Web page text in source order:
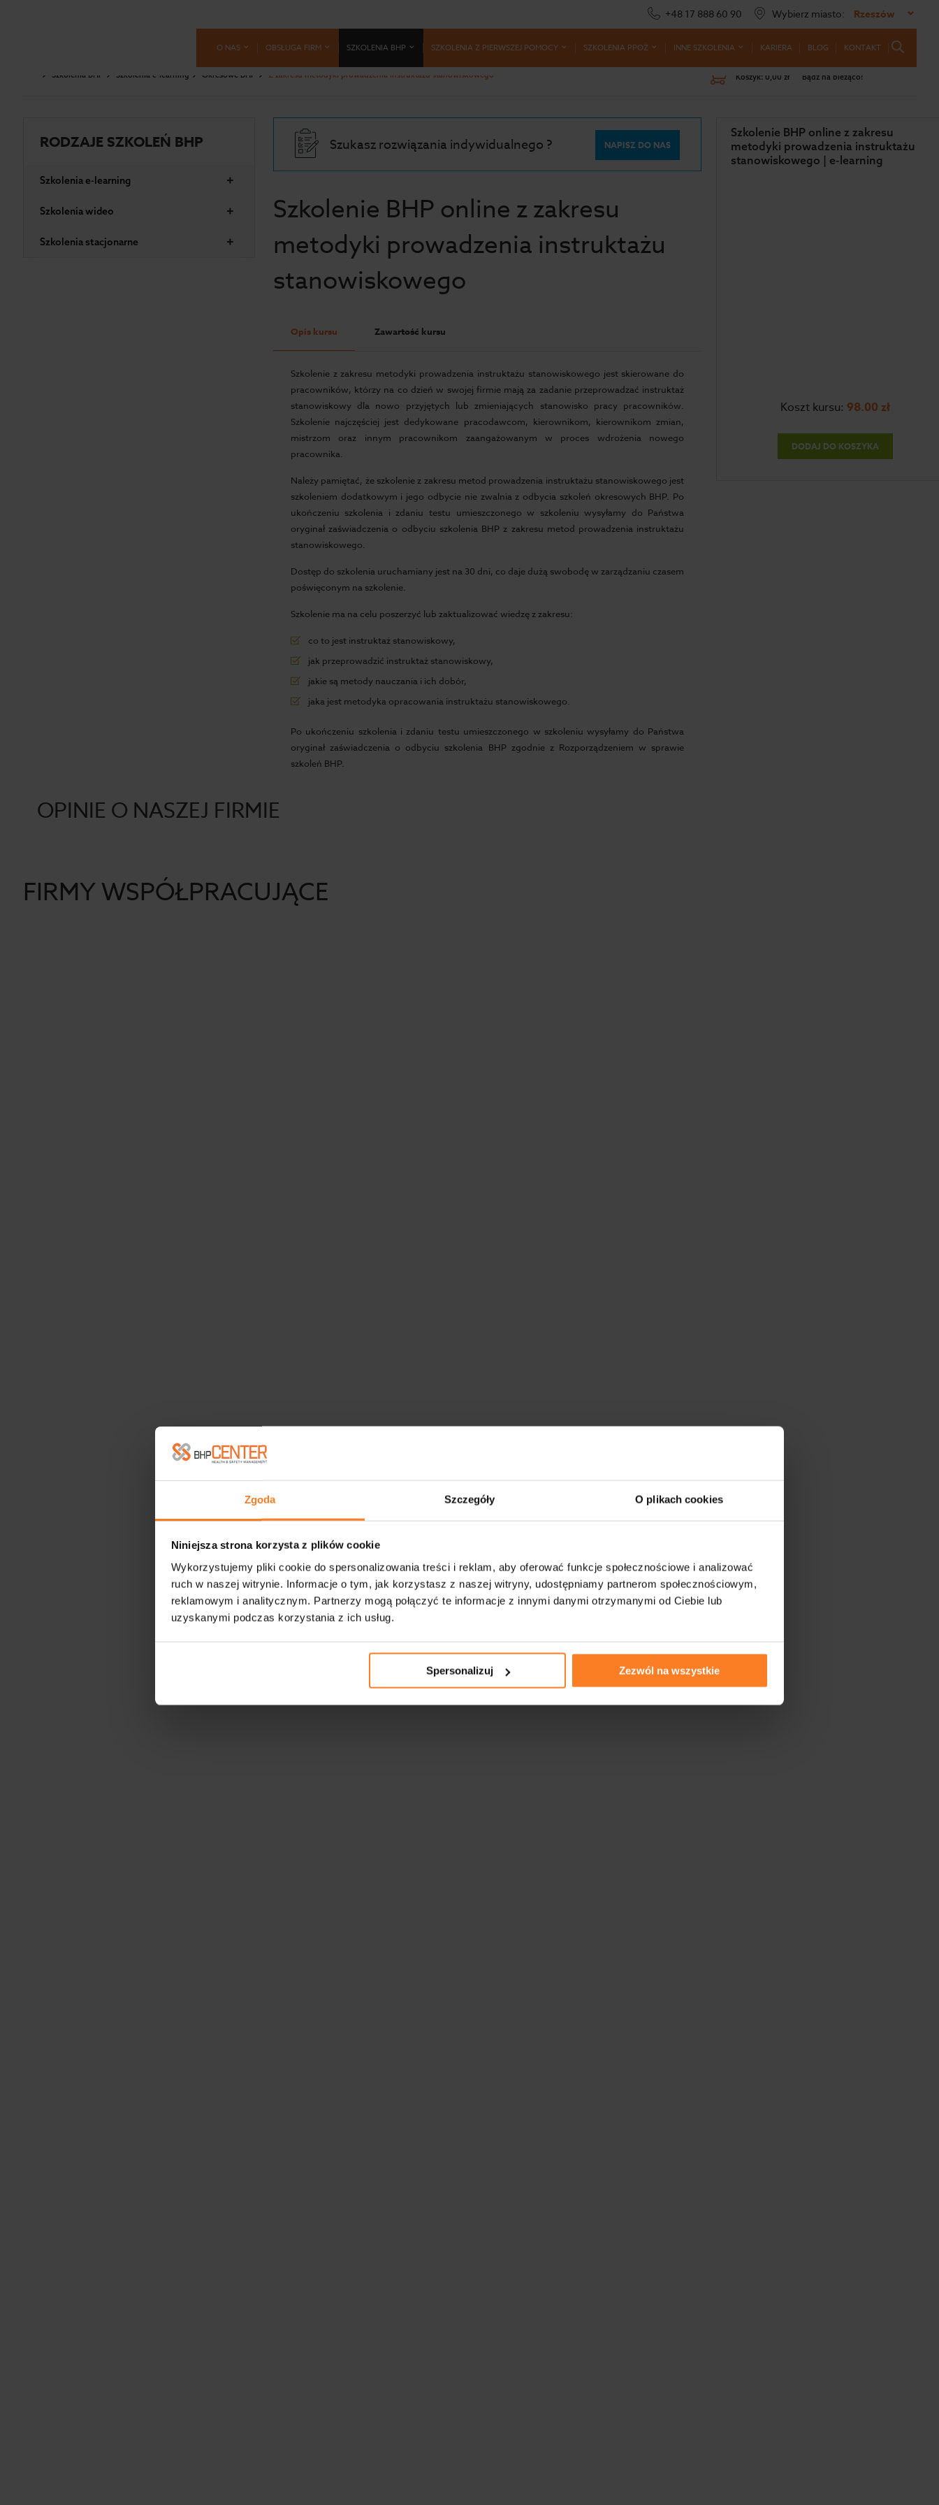
Zgoda Szczegóły O plikach cookies
Niniejsza strona korzysta z plików cookie
Wykorzystujemy pliki cookie do spersonalizowania treści i reklam, aby oferować funkcje społecznościowe i analizować
ruch w naszej witrynie. Informacje o tym, jak korzystasz z naszej witryny, udostępniamy partnerom społecznościowym,
reklamowym i analitycznym. Partnerzy mogą połączyć te informacje z innymi danymi otrzymanymi od Ciebie lub
uzyskanymi podczas korzystania z ich usług.
Spersonalizuj Zezwól na wszystkie
+48 17 888 60 90 Wybierz miasto: Rzeszów
O NAS OBSŁUGA FIRM SZKOLENIA BHP SZKOLENIA Z PIERWSZEJ POMOCY SZKOLENIA PPOŻ INNE SZKOLENIA KARIERA BLOG KONTAKT
Szkolenia BHP Szkolenia e-learning Okresowe BHP Z zakresu metodyki prowadzenia instruktażu stanowiskowego Koszyk: 0,00 zł Bądź na bieżąco!
RODZAJE SZKOLEŃ BHP
+
Szkolenia e-learning
+
Szkolenia wideo
+
Szkolenia stacjonarne
Szukasz rozwiązania indywidualnego ? NAPISZ DO NAS
Szkolenie BHP online z zakresu
metodyki prowadzenia instruktażu
stanowiskowego
Opis kursu Zawartość kursu
Szkolenie z zakresu metodyki prowadzenia instruktażu stanowiskowego jest skierowane do
pracowników, którzy na co dzień w swojej firmie mają za zadanie przeprowadzać instruktaż
stanowiskowy dla nowo przyjętych lub zmieniających stanowisko pracy pracowników.
Szkolenie najczęściej jest dedykowane pracodawcom, kierownikom, kierownikom zmian,
mistrzom oraz innym pracownikom zaangażowanym w proces wdrożenia nowego
pracownika.
Należy pamiętać, że szkolenie z zakresu metod prowadzenia instruktażu stanowiskowego jest
szkoleniem dodatkowym i jego odbycie nie zwalnia z odbycia szkoleń okresowych BHP. Po
ukończeniu szkolenia i zdaniu testu umieszczonego w szkoleniu wysyłamy do Państwa
oryginał zaświadczenia o odbyciu szkolenia BHP z zakresu metod prowadzenia instruktażu
stanowiskowego.
Dostęp do szkolenia uruchamiany jest na 30 dni, co daje dużą swobodę w zarządzaniu czasem
poświęconym na szkolenie.
Szkolenie ma na celu poszerzyć lub zaktualizować wiedzę z zakresu:
co to jest instruktaż stanowiskowy,
jak przeprowadzić instruktaż stanowiskowy,
jakie są metody nauczania i ich dobór,
jaka jest metodyka opracowania instruktażu stanowiskowego.
Po ukończeniu szkolenia i zdaniu testu umieszczonego w szkoleniu wysyłamy do Państwa
oryginał zaświadczenia o odbyciu szkolenia BHP zgodnie z Rozporządzeniem w sprawie
szkoleń BHP.
Szkolenie BHP online z zakresu
metodyki prowadzenia instruktażu
stanowiskowego | e-learning
Koszt kursu: 98.00zł
DODAJ DO KOSZYKA
OPINIE O NASZEJ FIRMIE
FIRMY WSPÓŁPRACUJĄCE